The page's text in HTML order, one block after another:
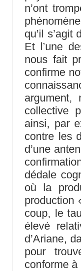
n’ont
qu’il
Et l’une
nous fait
confirme
argument,
collective
ainsi, par
contre les
d’une
dédale
où la
production
coup, le
élevé
d’Ariane,
pour
conforme à